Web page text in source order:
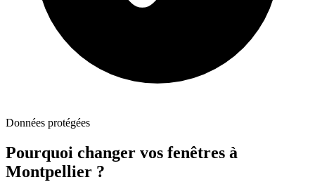
Données protégées
Pourquoi changer vos fenêtres à
Montpellier ?